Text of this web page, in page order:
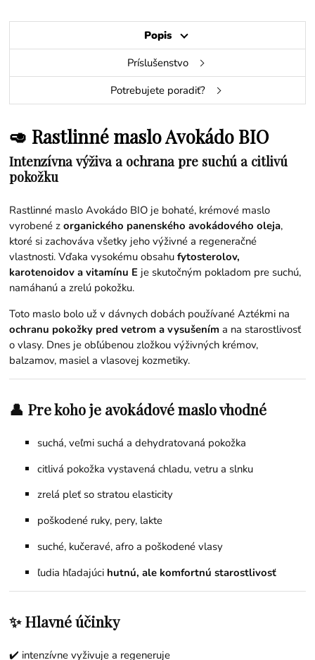
Popis
Príslušenstvo
Potrebujete poradiť?
🥑 Rastlinné maslo Avokádo BIO
Intenzívna výživa a ochrana pre suchú a citlivú
pokožku
Rastlinné maslo Avokádo BIO je bohaté, krémové maslo
vyrobené zorganického panenského avokádového oleja,
ktoré si zachováva všetky jeho výživné a regeneračné
vlastnosti. Vďaka vysokému obsahufytosterolov,
karotenoidov a vitamínu E je skutočným pokladom pre suchú,
namáhanú a zrelú pokožku.
Toto maslo bolo už v dávnych dobách používané Aztékmi na
ochranu pokožky pred vetrom a vysušením a na starostlivosť
o vlasy. Dnes je obľúbenou zložkou výživných krémov,
balzamov, masiel a vlasovej kozmetiky.
👤 Pre koho je avokádové maslo vhodné
suchá, veľmi suchá a dehydratovaná pokožka
citlivá pokožka vystavená chladu, vetru a slnku
zrelá pleť so stratou elasticity
poškodené ruky, pery, lakte
suché, kučeravé, afro a poškodené vlasy
ľudia hľadajúci hutnú, ale komfortnú starostlivosť
✨ Hlavné účinky
✔️ intenzívne vyživuje a regeneruje